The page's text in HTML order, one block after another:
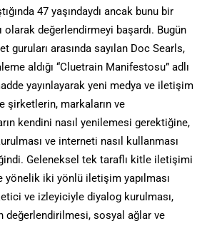
47 yaşındaydı ancak bunu bir
olarak değerlendirmeyi başardı. Bugün
guruları arasında sayılan Doc Searls,
aldığı “Cluetrain Manifestosu” adlı
yayınlayarak yeni medya ve iletişim
şirketlerin, markaların ve
kendini nasıl yenilemesi gerektiğine,
ve interneti nasıl kullanması
Geleneksel tek taraflı kitle iletişimi
yönelik iki yönlü iletişim yapılması
ve izleyiciyle diyalog kurulması,
değerlendirilmesi, sosyal ağlar ve